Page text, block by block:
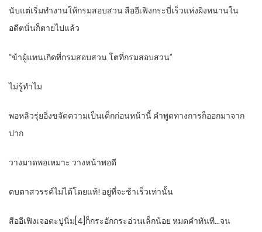
นับแต่เริ่มทำงานให้กรมสอบสวน สืออีเฟิงกระบี่เร็วแห่งผิงหนานใน
อดีตนั่นก็ตายไปแล้ว
“ข้าผู้แทนเกิดที่กรมสอบสวน โตที่กรมสอบสวน”
ไม่รู้ทำไม
พอหลิวรุ่ยอิ่งขจัดความเป็นเด็กก่อนหน้านี้ คำพูดทางการก็ออกมาจาก
ปาก
วางมาดพอเหมาะ วางหน้าพอดี
ตบตาสวรรค์ไม่ได้โดยแท้! อยู่ที่จะช้าเร็วเท่านั้น
สืออีเฟิงเจอตะปูนิ่ม[4]ก็กระอักกระอ่วนเล็กน้อย หมดคำทันที…จน